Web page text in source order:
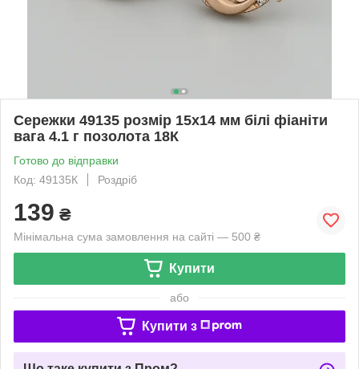
Сережки 49135 розмір 15х14 мм білі фіаніти
вага 4.1 г позолота 18К
Готово до відправки
Код: 49135К
Роздріб
139 ₴
Мінімальна сума замовлення на сайті — 500 ₴
Купити
або
Купити з